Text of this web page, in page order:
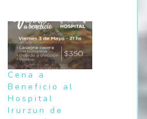
Cena a
Beneficio al
Hospital
Irurzun de